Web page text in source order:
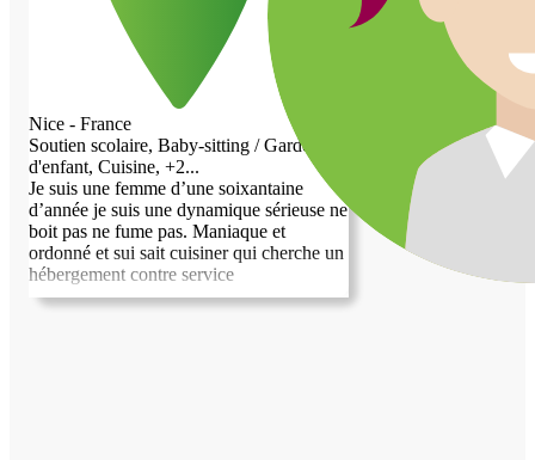
bienveillance. Je peux vous offrir une
présence fiable et rassurante, assurer le
gardiennage de votre résidence principale
ou secondaire, prendre soin de vos
animaux (je suis quasiment né sur une
ferme et je suis propriétaire de deux
chevaux), entretenir votre jardin, réaliser
de petits travaux, vous aider dans vos
démarches administratives ou
informatiques, ou encore mettre à profit
plus de trente années d’expérience en
développement commercial international
si cela peut vous être utile. Je peux mettre
à disposition de nombreuses compétences
selon vos besoins : * gardiennage et
Nice - France
Soutien scolaire, Baby-sitting / Garde
d'enfant, Cuisine, +2...
Je suis une femme d’une soixantaine
d’année je suis une dynamique sérieuse ne
boit pas ne fume pas. Maniaque et
ordonné et sui sait cuisiner qui cherche un
hébergement contre service